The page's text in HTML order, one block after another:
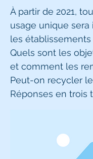
À partir de 2021,
usage unique sera
les
Quels sont les
et comment les
Peut-on recycler
Réponses en trois